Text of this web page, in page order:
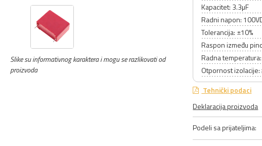
Slike su informativnog karaktera i mogu se razlikovati od
proizvoda
Kapacitet: 3.3µF
Radni napon:
Tolerancija: ±10%
Raspon između
Radna
Otpornost
Tehnički podaci
Deklaracija proizvoda
Podeli sa prijateljima: